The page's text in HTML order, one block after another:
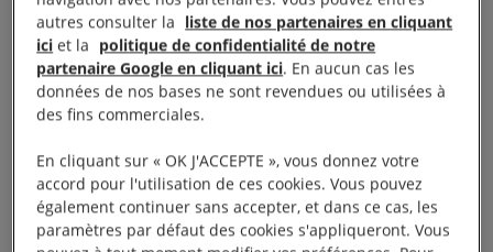
Votre adresse email (obligatoire)
Mot de passe oublié ?
Un problème de connexion ?
autres consulter la liste de nos partenaires en cliquant
ici et la politique de confidentialité de notre
partenaire Google en cliquant ici. En aucun cas les
données de nos bases ne sont revendues ou utilisées à
des fins commerciales.
En cliquant sur « OK J'ACCEPTE », vous donnez votre
accord pour l'utilisation de ces cookies. Vous pouvez
également continuer sans accepter, et dans ce cas, les
paramètres par défaut des cookies s'appliqueront. Vous